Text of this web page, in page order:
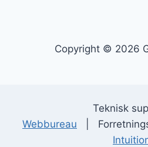
Copyright © 2026
Teknisk
Webbureau |